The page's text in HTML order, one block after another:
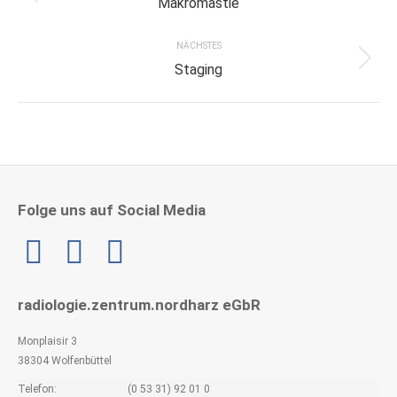
NÄCHSTES
Next
Staging
Folge uns auf Social Media
Linkedin
radiologie.zentrum.nordharz eGbR
Monplaisir 3
38304 Wolfenbüttel
Telefon: (0 53 31) 92 01 0